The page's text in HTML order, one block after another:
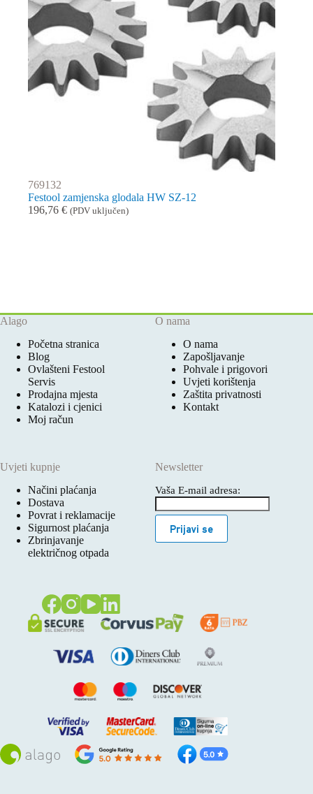
769132
Festool zamjenska glodala HW SZ-12
196,76 € (PDV uključen)
Alago
Početna stranica
Blog
Ovlašteni Festool
Servis
Prodajna mjesta
Katalozi i cjenici
Moj račun
O nama
O nama
Zapošljavanje
Pohvale i prigovori
Uvjeti korištenja
Zaštita privatnosti
Kontakt
Uvjeti kupnje
Načini plaćanja
Dostava
Povrat i reklamacije
Sigurnost plaćanja
Zbrinjavanje
električnog otpada
Newsletter
Vaša E-mail adresa:
Prijavi se